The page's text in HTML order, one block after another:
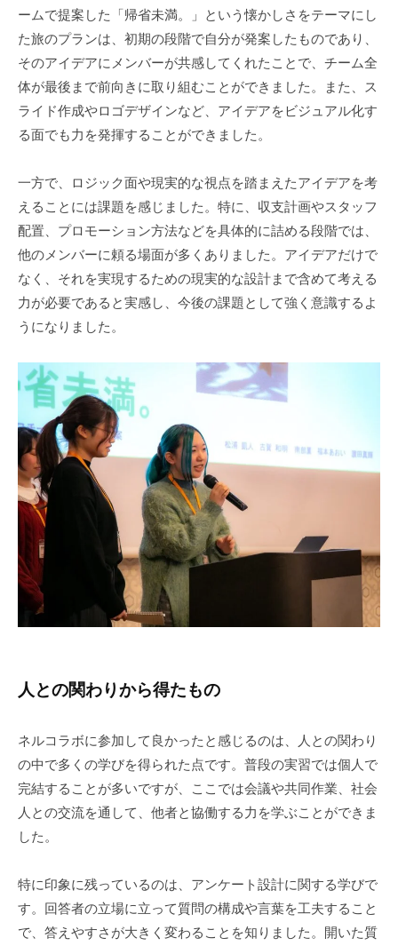
ームで提案した「帰省未満。」という懐かしさをテーマにし
た旅のプランは、初期の段階で自分が発案したものであり、
そのアイデアにメンバーが共感してくれたことで、チーム全
体が最後まで前向きに取り組むことができました。また、ス
ライド作成やロゴデザインなど、アイデアをビジュアル化す
る面でも力を発揮することができました。
一方で、ロジック面や現実的な視点を踏まえたアイデアを考
えることには課題を感じました。特に、収支計画やスタッフ
配置、プロモーション方法などを具体的に詰める段階では、
他のメンバーに頼る場面が多くありました。アイデアだけで
なく、それを実現するための現実的な設計まで含めて考える
力が必要であると実感し、今後の課題として強く意識するよ
うになりました。
人との関わりから得たもの
ネルコラボに参加して良かったと感じるのは、人との関わり
の中で多くの学びを得られた点です。普段の実習では個人で
完結することが多いですが、ここでは会議や共同作業、社会
人との交流を通して、他者と協働する力を学ぶことができま
した。
特に印象に残っているのは、アンケート設計に関する学びで
す。回答者の立場に立って質問の構成や言葉を工夫すること
で、答えやすさが大きく変わることを知りました。開いた質